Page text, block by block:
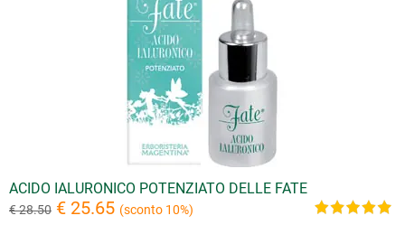
ACIDO IALURONICO POTENZIATO DELLE FATE
€ 28.50 € 25.65 (sconto 10%)